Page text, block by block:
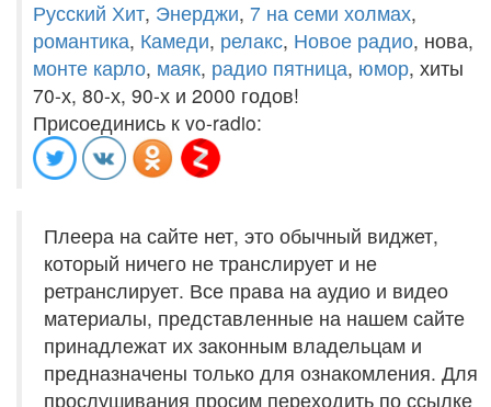
Русский Хит, Энерджи, 7 на семи холмах,
романтика, Камеди, релакс, Новое радио, нова,
монте карло, маяк, радио пятница, юмор, хиты
70-х, 80-х, 90-х и 2000 годов!
Присоединись к vo-radio:
Плеера на сайте нет, это обычный виджет,
который ничего не транслирует и не
ретранслирует. Все права на аудио и видео
материалы, представленные на нашем сайте
принадлежат их законным владельцам и
предназначены только для ознакомления. Для
прослушивания просим переходить по ссылке